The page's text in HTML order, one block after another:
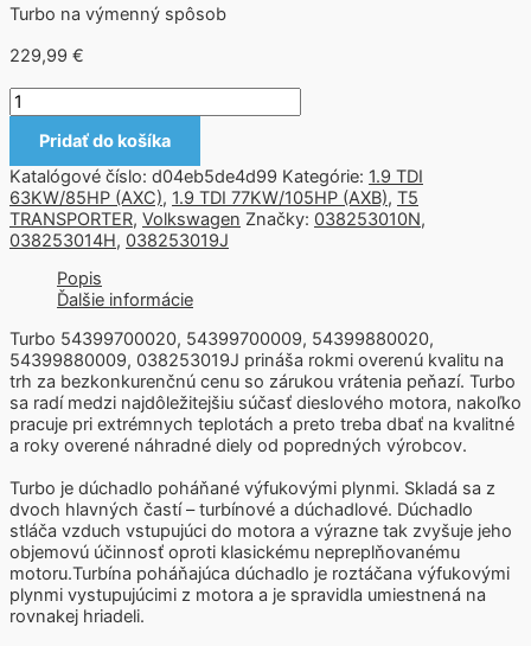
Turbo na výmenný spôsob
229,99 €
Pridať do košíka
Katalógové číslo: d04eb5de4d99 Kategórie: 1.9 TDI
63KW/85HP (AXC), 1.9 TDI 77KW/105HP (AXB), T5
TRANSPORTER, Volkswagen Značky: 038253010N,
038253014H, 038253019J
Popis
Ďalšie informácie
Turbo 54399700020, 54399700009, 54399880020,
54399880009, 038253019J prináša rokmi overenú kvalitu na
trh za bezkonkurenčnú cenu so zárukou vrátenia peňazí. Turbo
sa radí medzi najdôležitejšiu súčasť dieslového motora, nakoľko
pracuje pri extrémnych teplotách a preto treba dbať na kvalitné
a roky overené náhradné diely od popredných výrobcov.
Turbo je dúchadlo poháňané výfukovými plynmi. Skladá sa z
dvoch hlavných častí – turbínové a dúchadlové. Dúchadlo
stláča vzduch vstupujúci do motora a výrazne tak zvyšuje jeho
objemovú účinnosť oproti klasickému nepreplňovanému
motoru.Turbína poháňajúca dúchadlo je roztáčana výfukovými
plynmi vystupujúcimi z motora a je spravidla umiestnená na
rovnakej hriadeli.